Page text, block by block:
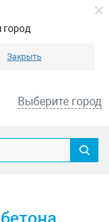
город
Закрыть
Выберите город